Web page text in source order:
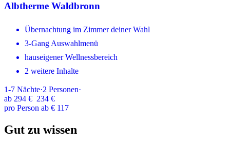
Albtherme Waldbronn
Übernachtung im Zimmer deiner Wahl
3-Gang Auswahlmenü
hauseigener Wellnessbereich
2 weitere Inhalte
1-7 Nächte·2 Personen·
ab 294 € 234 €
pro Person ab € 117
Gut zu wissen